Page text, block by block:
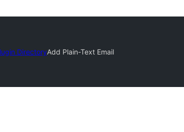
DirectoryAdd Plain-Text Email